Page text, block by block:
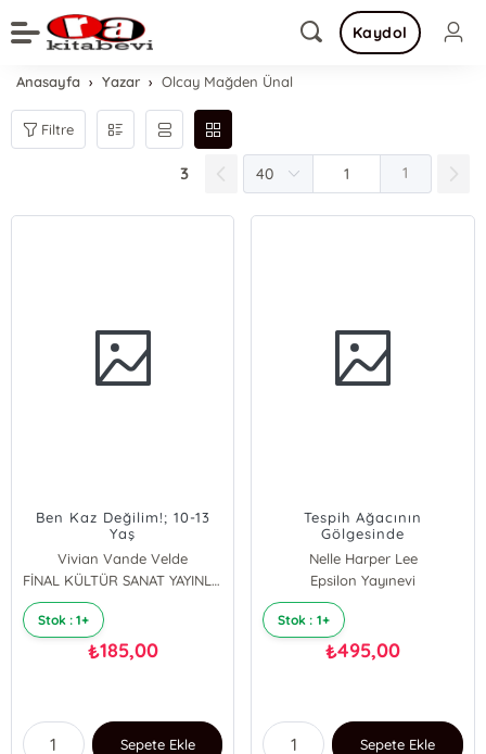
Kaydol
Anasayfa Yazar Olcay Mağden Ünal
Filtre
3 1
Ben Kaz Değilim!; 10-13
Yaş
Vivian Vande Velde
FİNAL KÜLTÜR SANAT YAYINLARI
Stok : 1+
₺185,00
Sepete Ekle
Tespih Ağacının
Gölgesinde
Nelle Harper Lee
Epsilon Yayınevi
Stok : 1+
₺495,00
Sepete Ekle